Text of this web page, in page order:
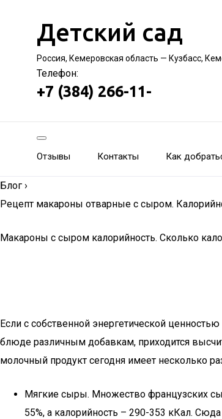
Детский сад
Россия, Кемеровская область — Кузбасс,
Телефон:
+7 (384) 266-11-
Отзывы Контакты Как
Блог ›
Рецепт макароны отварные с сыром.
Макароны с сыром калорийность. Сколько
Если с собственной энергетической
блюде различным добавкам, приходится
молочный продукт сегодня имеет несколько
Мягкие сыры. Множество французских
55%, а калорийность – 290-353 кКал.